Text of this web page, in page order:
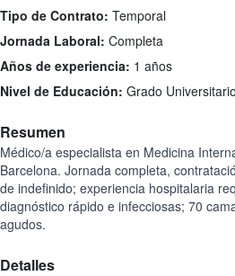
Tipo de Contrato: Temporal
Jornada Laboral: Completa
Años de experiencia: 1 años
Nivel de Educación: Grado Universitario
Resumen
Médico/a especialista en Medicina
Barcelona. Jornada completa,
de indefinido; experiencia hospitalaria
diagnóstico rápido e infecciosas; 70
agudos.
Detalles